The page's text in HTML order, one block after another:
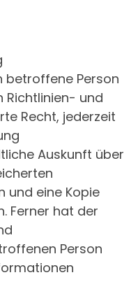
betroffene Person
Richtlinien- und
Recht, jederzeit
Auskunft über
und eine Kopie
Ferner hat der
Person